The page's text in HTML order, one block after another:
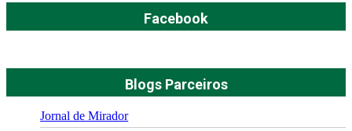
Facebook
Blogs Parceiros
Jornal de Mirador